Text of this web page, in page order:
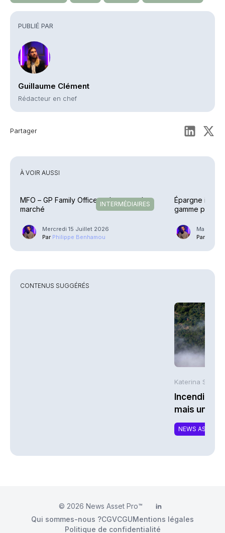
PUBLIÉ PAR
Guillaume Clément
Rédacteur en chef
Partager
À VOIR AUSSI
INTERMÉDIAIRES
MFO – GP Family Office se lance sur le
marché
Mercredi 15 Juillet 2026
Par Philippe Benhamou
Épargne
gamme
Mardi 7
Par
CONTENUS SUGGÉRÉS
Katerina
Incendies :
mais une
NEWS
© 2026 News Asset Pro™ LinkedIn
Qui sommes-nous ?CGVCGUMentions légales
Politique de confidentialité